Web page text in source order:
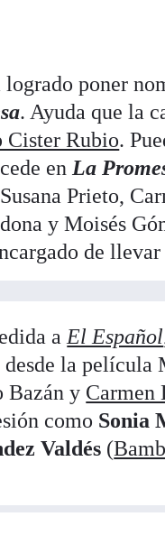
poner
. Ayuda que la
Cister Rubio.
en La
Prieto,
y Moisés
de
a El Español
la película
Bazán y Carmen
como Sonia
Valdés (